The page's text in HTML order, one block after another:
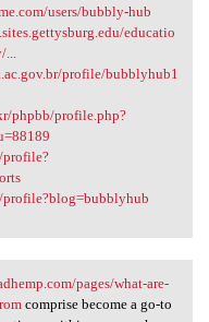
users/bubbly-hub
educatio
profile/bubblyhub1
phpbb/profile.php?
profile?
pages/what-are-
comprise become a go-to